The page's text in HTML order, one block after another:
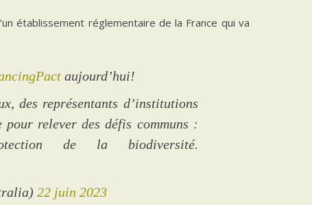
établissement réglementaire de la France qui va
aujourd’hui!
des représentants d’institutions
relever des défis communs :
de la biodiversité.
22 juin 2023